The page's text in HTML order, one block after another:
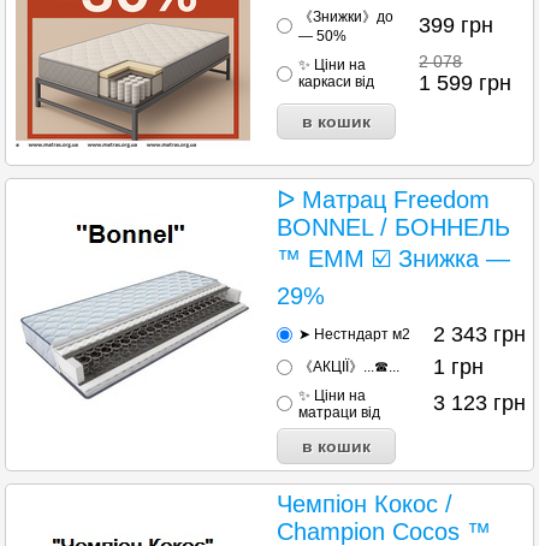
《Знижки》до
— 50%
399 грн
✨ Ціни на
каркаси від
2 078
1 599 грн
ᐅ Матрац Freedom
BONNEL / БОННЕЛЬ
™ ЕММ ☑️ Знижка —
29%
➤ Нестндарт м2 2 343 грн
《АКЦІЇ》...☎... 1 грн
✨ Ціни на
матраци від
3 123 грн
Чемпіон Кокос /
Champion Cocos ™